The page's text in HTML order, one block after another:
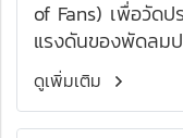
of Fans) เพื่อวัดป
แรงดันของพัดลมป
แนวทางสำหรับผู้
ระบายอากาศ เพื่อ
ตามข้อกำหนดแล
ดูเพิ่มเติม